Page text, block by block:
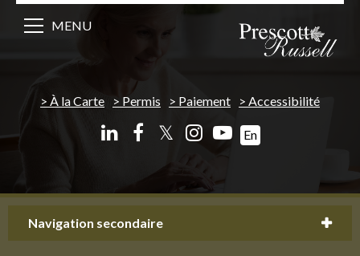
À la Carte Permis Paiement Accessibilité
𝕏 En
MENU
Navigation secondaire